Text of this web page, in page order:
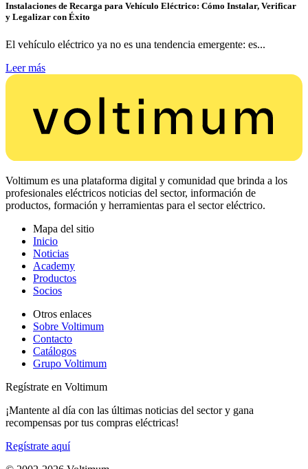
Instalaciones de Recarga para Vehículo Eléctrico: Cómo Instalar, Verificar
y Legalizar con Éxito
El vehículo eléctrico ya no es una tendencia emergente: es...
Leer más
Voltimum es una plataforma digital y comunidad que brinda a los
profesionales eléctricos noticias del sector, información de
productos, formación y herramientas para el sector eléctrico.
Mapa del sitio
Inicio
Noticias
Academy
Productos
Socios
Otros enlaces
Sobre Voltimum
Contacto
Catálogos
Grupo Voltimum
Regístrate en Voltimum
¡Mantente al día con las últimas noticias del sector y gana
recompensas por tus compras eléctricas!
Regístrate aquí